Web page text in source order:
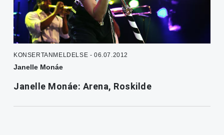
KONSERTANMELDELSE - 06.07.2012
Janelle Monáe
Janelle Monáe: Arena, Roskilde